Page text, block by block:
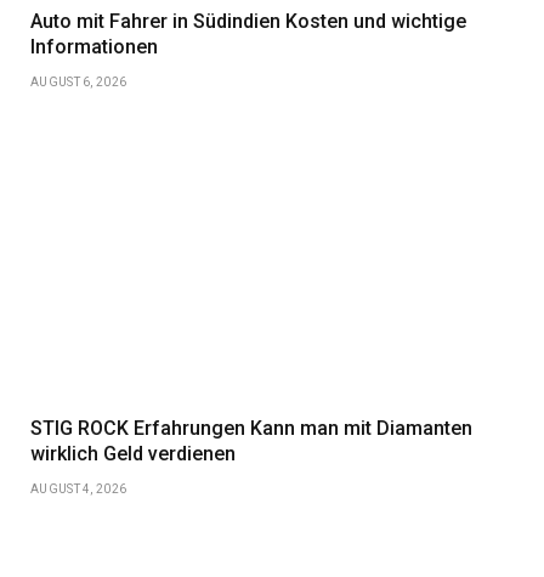
Auto mit Fahrer in Südindien Kosten und wichtige
Informationen
AUGUST 6, 2026
STIG ROCK Erfahrungen Kann man mit Diamanten
wirklich Geld verdienen
AUGUST 4, 2026